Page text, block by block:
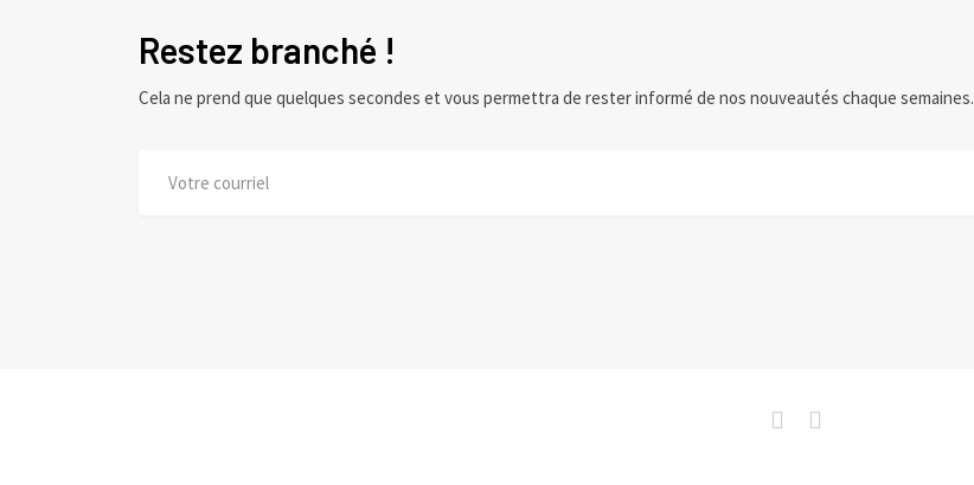
Restez branché !
Cela ne prend que quelques secondes et vous permettra de rester informé de nos nouveautés chaque semaines.